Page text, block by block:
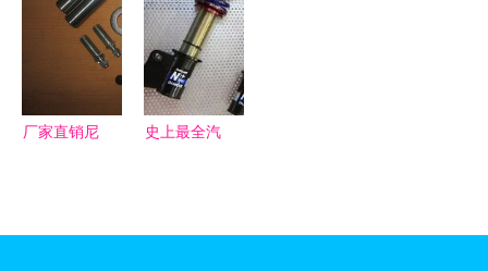
领域的数字
见证原厂房
车的零件成
长史
厂家直销尼
史上最全汽